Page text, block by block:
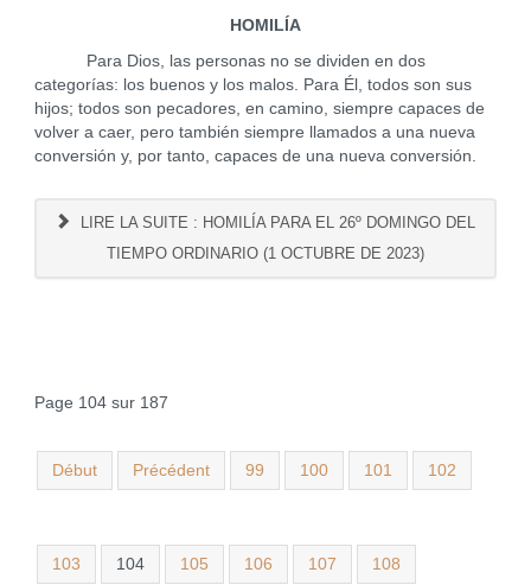
HOMILÍA
Para Dios, las personas no se dividen en dos
categorías: los buenos y los malos. Para Él, todos son sus
hijos; todos son pecadores, en camino, siempre capaces de
volver a caer, pero también siempre llamados a una nueva
conversión y, por tanto, capaces de una nueva conversión.
LIRE LA SUITE : HOMILÍA PARA EL 26º DOMINGO DEL
TIEMPO ORDINARIO (1 OCTUBRE DE 2023)
Page 104 sur 187
Début Précédent 99 100 101 102
103 104 105 106 107 108